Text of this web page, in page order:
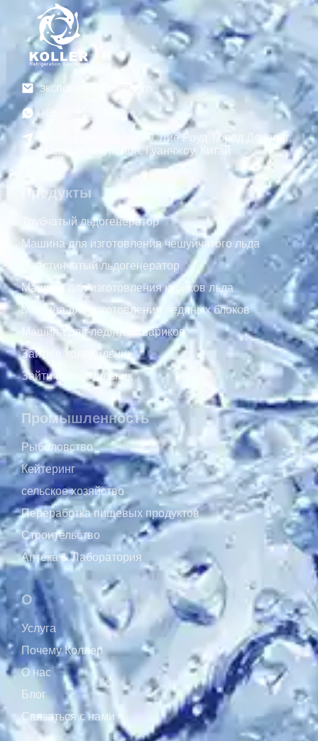
экспорт@gzkoller.com
+86 181 2236 8318
Улица Циньлун № 120, Лие Роуд, Город Дончонг,
Наньшаский район, Гуанчжоу, Китай
Продукты
Трубчатый льдогенератор
Машина для изготовления чешуйчатого льда
Пластинчатый льдогенератор
Машина для изготовления кубиков льда
Машина для изготовления ледяных блоков
Машина для ледяных шариков
Зайти в холодильник
Зайти в морозильник
Промышленность
Рыболовство
Кейтеринг
сельское хозяйство
Переработка пищевых продуктов
Строительство
Аптека & Лаборатория
О
Услуга
Почему Коллер
О нас
Блог
Связаться с нами